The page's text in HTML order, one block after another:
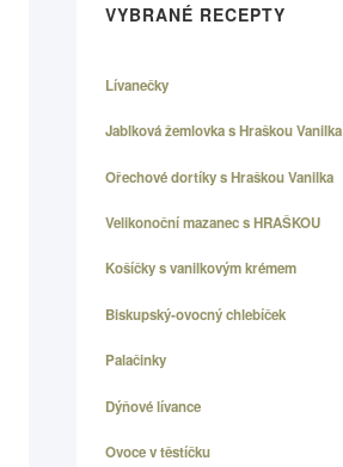
VYBRANÉ RECEPTY
Lívanečky
Jablková žemlovka s Hraškou Vanilka
Ořechové dortíky s Hraškou Vanilka
Velikonoční mazanec s HRAŠKOU
Košíčky s vanilkovým krémem
Biskupský-ovocný chlebíček
Palačinky
Dýňové lívance
Ovoce v těstíčku